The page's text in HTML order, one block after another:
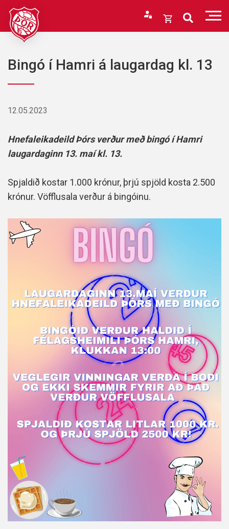
Fara
efni
Opna
Karfan þín
Loka
Bingó í Hamri á laugardag kl. 13
12.05.2023
Hnefaleikadeild Þórs verður með bingó í Hamri
laugardaginn 13. maí kl. 13.
Spjaldið kostar 1.000 krónur, þrjú spjöld kosta 2.500
krónur. Vöfflusala verður á bingóinu.